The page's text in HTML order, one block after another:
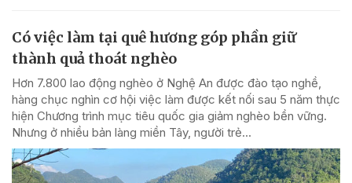
Có việc làm tại quê hương góp phần giữ
thành quả thoát nghèo
Hơn 7.800 lao động nghèo ở Nghệ An được đào tạo nghề,
hàng chục nghìn cơ hội việc làm được kết nối sau 5 năm thực
hiện Chương trình mục tiêu quốc gia giảm nghèo bền vững.
Nhưng ở nhiều bản làng miền Tây, người trẻ...